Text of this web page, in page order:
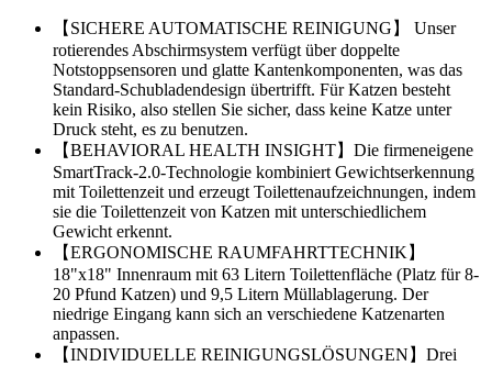
【SICHERE AUTOMATISCHE REINIGUNG】 Unser
rotierendes Abschirmsystem verfügt über doppelte
Notstoppsensoren und glatte Kantenkomponenten, was das
Standard-Schubladendesign übertrifft. Für Katzen besteht
kein Risiko, also stellen Sie sicher, dass keine Katze unter
Druck steht, es zu benutzen.
【BEHAVIORAL HEALTH INSIGHT】Die firmeneigene
SmartTrack-2.0-Technologie kombiniert Gewichtserkennung
mit Toilettenzeit und erzeugt Toilettenaufzeichnungen, indem
sie die Toilettenzeit von Katzen mit unterschiedlichem
Gewicht erkennt.
【ERGONOMISCHE RAUMFAHRTTECHNIK】
18"x18" Innenraum mit 63 Litern Toilettenfläche (Platz für 8-
20 Pfund Katzen) und 9,5 Litern Müllablagerung. Der
niedrige Eingang kann sich an verschiedene Katzenarten
anpassen.
【INDIVIDUELLE REINIGUNGSLÖSUNGEN】Drei